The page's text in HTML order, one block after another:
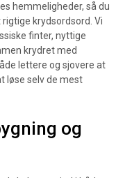
hemmeligheder, så du
krydsordsord. Vi
finter, nyttige
krydret med
lettere og sjovere at
løse selv de mest
og